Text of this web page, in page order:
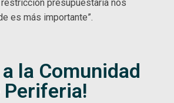
presupuestaria nos
es más importante”.
a la Comunidad
Periferia!